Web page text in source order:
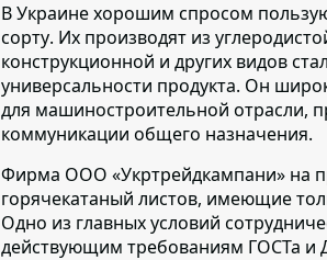
В Украине хорошим спросом
сорту. Их производят из
конструкционной и других видов
универсальности продукта. Он
для машиностроительной отрасли,
коммуникации общего назначения.
Фирма ООО «Укртрейдкампани» на
горячекатаный листов, имеющие
Одно из главных условий
действующим требованиям ГОСТа и